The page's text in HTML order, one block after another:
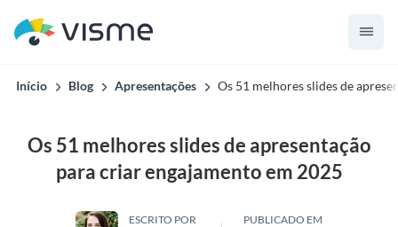
Início Blog Apresentações Os 51 melhores slides de
Os 51 melhores slides de apresentação
para criar engajamento em 2025
ESCRITO POR PUBLICADO EM